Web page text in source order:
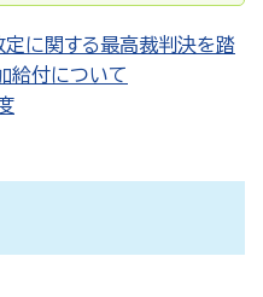
に関する最高裁判決を踏
給付について